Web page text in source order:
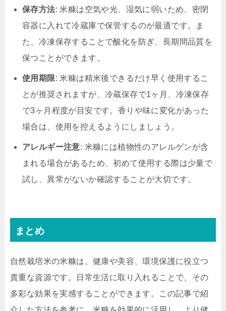
保存方法: 米糠は空気や光、湿気に弱いため、密閉
容器に入れて冷蔵庫で保管するのが最適です。ま
た、冷凍保存することで酸化を防ぎ、長期間品質を
保つことができます。
使用期限: 米糠は精米後できるだけ早く使用するこ
とが推奨されますが、冷蔵保存で1ヶ月、冷凍保存
で3ヶ月程度が目安です。香りや味に変化があった
場合は、使用を控えるようにしましょう。
アレルギー注意: 米糠には植物性のアレルゲンが含
まれる場合があるため、初めて使用する際は少量で
試し、異常がないか確認することが大切です。
まとめ
自然栽培米の米糠は、健康や美容、環境保護に役立つ
貴重な資源です。日常生活に取り入れることで、その
多彩な効果を実感することができます。この記事で紹